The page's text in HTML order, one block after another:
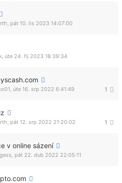
, pát 10. lis 2023 14:07:00
, úte 24. říj 2023 18:39:34
1
, úte 16. srp 2022 6:41:49
1
, pát 12. srp 2022 21:20:02
v online sázení
, pát 22. dub 2022 22:05:11